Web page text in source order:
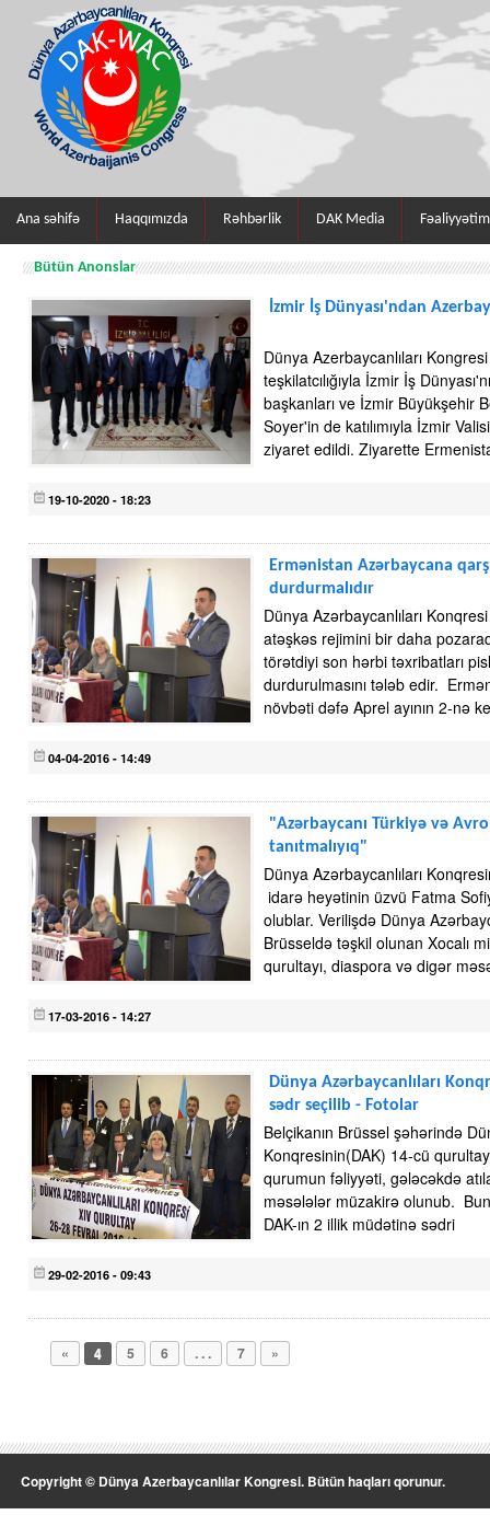
Ana səhifə Haqqımızda Rəhbərlik DAK Media
Bütün Anonslar
İzmir İş Dünyası'ndan
Dünya Azerbaycanlıları
teşkilatcılığıyla İzmir İş
başkanları ve İzmir Büyükşehir
Soyer'in de katılımıyla İzmir
ziyaret edildi. Ziyarette
19-10-2020 - 18:23
Ermənistan Azərbaycana
durdurmalıdır
Dünya Azərbaycanlıları
atəşkəs rejimini bir daha
törətdiyi son hərbi təxribatları
durdurulmasını tələb edir.
növbəti dəfə Aprel ayının 2-nə
04-04-2016 - 14:49
"Azərbaycanı Türkiyə və
tanıtmalıyıq"
Dünya Azərbaycanlıları
idarə heyətinin üzvü Fatma
olublar. Verilişdə Dünya
Brüsseldə təşkil olunan Xocalı
qurultayı, diaspora və digər
17-03-2016 - 14:27
Dünya Azərbaycanlıları
sədr seçilib - Fotolar
Belçikanın Brüssel şəhərində
Konqresinin(DAK) 14-cü
qurumun fəliyyəti, gələcəkdə
məsələlər müzakirə olunub.
DAK-ın 2 illik müdətinə sədri
29-02-2016 - 09:43
« 4 5 6 . . . 7 »
Copyright © Dünya Azerbaycanlılar Kongresi. Bütün haqları qorunur.